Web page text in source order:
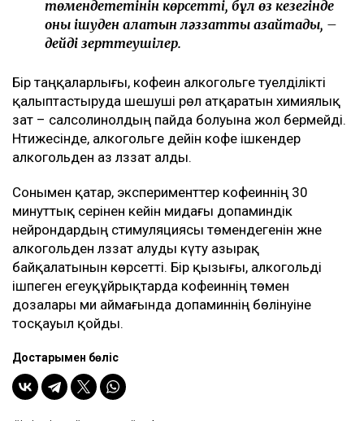
төмендететінін көрсетті, бұл өз кезегінде
оны ішуден алатын ләззатты азайтады, –
дейді зерттеушілер.
Бір таңқаларлығы, кофеин алкогольге тәуелділікті
қалыптастыруда шешуші рөл атқаратын химиялық
зат – салсолинолдың пайда болуына жол бермейді.
Нәтижесінде, алкогольге дейін кофе ішкендер
алкогольден аз ләззат алды.
Сонымен қатар, эксперименттер кофеиннің 30
минуттық әсерінен кейін мидағы допаминдік
нейрондардың стимуляциясы төмендегенін және
алкогольден ләззат алуды күту азырақ
байқалатынын көрсетті. Бір қызығы, алкогольді
ішпеген егеуқұйрықтарда кофеиннің төмен
дозалары ми аймағында допаминнің бөлінуіне
тосқауыл қойды.
Достарыңмен бөліс